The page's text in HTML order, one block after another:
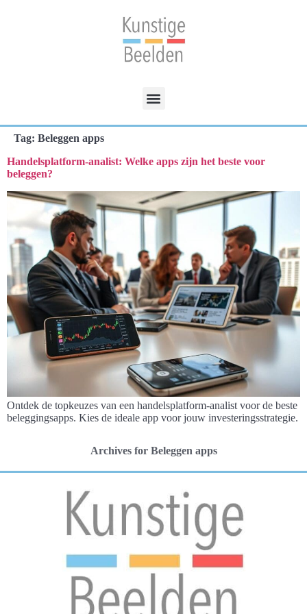
Tag: Beleggen apps
Handelsplatform-analist: Welke apps zijn het beste voor
beleggen?
Ontdek de topkeuzes van een handelsplatform-analist voor de beste
beleggingsapps. Kies de ideale app voor jouw investeringsstrategie.
Archives for Beleggen apps